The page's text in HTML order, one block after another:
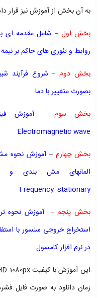
به آن بخش از آموزش نیز قرار
بخش اول – شامل مقدمه ای
روابط و تئوری های حاکم بر
بخش دوم– شروع فرآیند
بصورت متغییر با دما
بخش سوم–
Electromagnetic wave
بخش چهارم–آموزش نحوه مش
المانهای مش بندی و
Frequency_stationary
بخش پنجم– آموزش نحوه
در نرم افزار کامسول
زمان دانلود به صورت فایل